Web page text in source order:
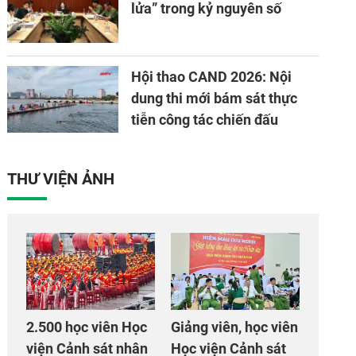
lửa” trong kỷ nguyên số
Hội thao CAND 2026: Nội
dung thi mới bám sát thực
tiễn công tác chiến đấu
THƯ VIỆN ẢNH
2.500 học viên Học
viện Cảnh sát nhân
Giảng viên, học viên
Học viện Cảnh sát